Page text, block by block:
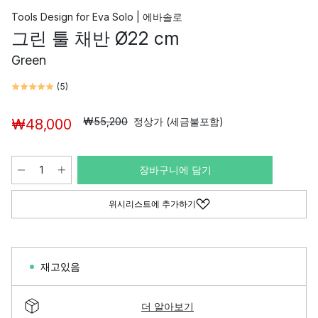
Tools Design for Eva Solo | 에바솔로
그린 툴 채반 Ø22 cm
Green
(5)
₩48,000 ₩55,200 정상가 (세금불포함)
장바구니에 담기
위시리스트에 추가하기
재고있음
더 알아보기